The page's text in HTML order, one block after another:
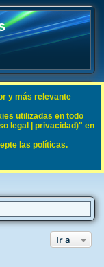
B
r
Ir a
y más relevante
utilizadas en todo
legal | privacidad)" en
las políticas.